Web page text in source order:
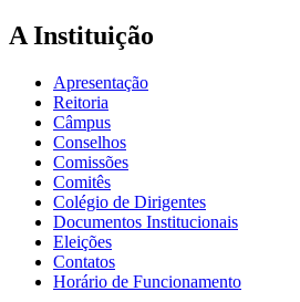
A Instituição
Apresentação
Reitoria
Câmpus
Conselhos
Comissões
Comitês
Colégio de Dirigentes
Documentos Institucionais
Eleições
Contatos
Horário de Funcionamento